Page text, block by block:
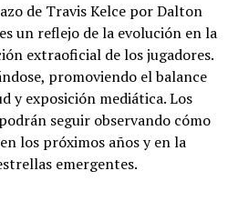
de Travis Kelce por Dalton
un reflejo de la evolución en la
extraoficial de los jugadores.
promoviendo el balance
y exposición mediática. Los
seguir observando cómo
los próximos años y en la
emergentes.